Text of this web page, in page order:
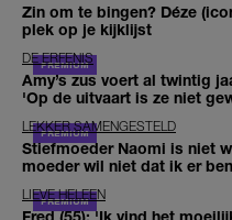
Zin om te bingen? Déze
plek op je kijklijst
DE ERFENIS
Amy’s zus voert al twintig
'Op de uitvaart is ze niet
LEKKER SAMENGESTELD
Stiefmoeder Naomi is niet
moeder wil niet dat ik er
LIEVE HELEEN
Fred (55): 'Ik vind het